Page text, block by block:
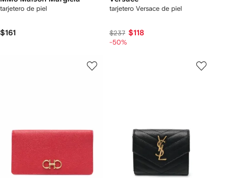
tarjetero de piel
$161
tarjetero Versace de piel
$237 $118
-50%